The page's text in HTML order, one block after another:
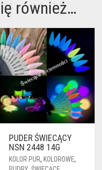
również…
PUDER ŚWIECĄCY
NSN 2448 14G
KOLOR PUR, KOLOROWE,